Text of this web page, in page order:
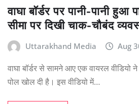
वाघा बॉर्डर पर पानी-पानी हुआ
सीमा पर दिखी चाक-चौबंद
Uttarakhand Media Aug
वाघा बॉर्डर से सामने आए एक वायरल
पोल खोल दी है। इस वीडियो में…